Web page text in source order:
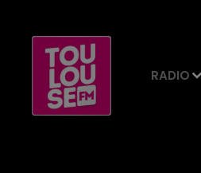
RADIO